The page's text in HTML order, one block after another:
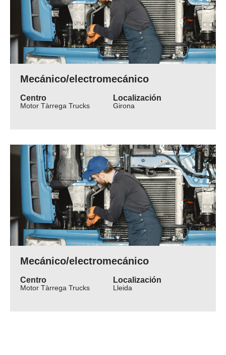
Mecánico/electromecánico
Centro
Motor Tàrrega Trucks
Localización
Girona
Mecánico/electromecánico
Centro
Motor Tàrrega Trucks
Localización
Lleida